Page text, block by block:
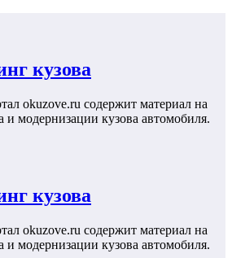
кузова
okuzove.ru содержит материал на
и модернизации кузова автомобиля.
кузова
okuzove.ru содержит материал на
и модернизации кузова автомобиля.